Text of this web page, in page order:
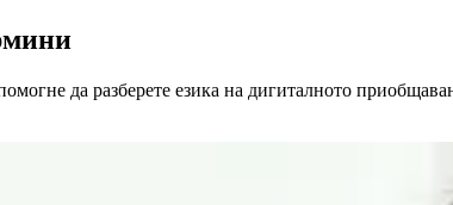
да разберете езика на дигиталното